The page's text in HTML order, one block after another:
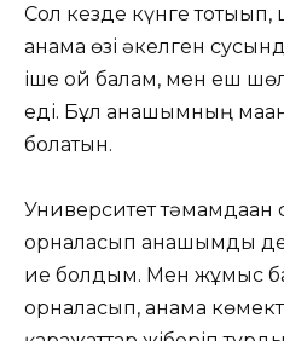
Сол кезде күнге
анама өзі әкелген
іше ғой балам, мен еш
еді. Бұл анашымның маған
болатын.
Университет
орналасып анашымды
ие болдым. Мен жұмыс
орналасып, анама